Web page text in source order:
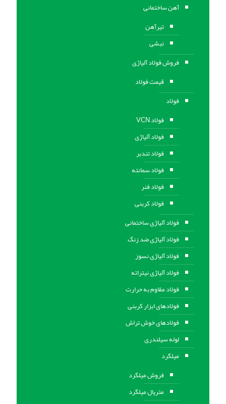
آهن ساختمانی
تیرآهن
نبشی
فروش فولاد آلیاژی
قیمت فولاد
فولاد
فولاد VCN
فولاد آلیاژی
فولاد تندبر
فولاد سمانته
فولاد فنر
فولاد کربنی
فولاد آلیاژی ساختمانی
فولاد آلیاژی ضد زنگ
فولاد آلیاژی نسوز
فولاد آلیاژی نیتراته
فولاد مقاوم به حرارت
فولادهای ابزار کربنی
فولادهای خوش تراش
لوله سیلندری
میلگرد
فروش میلگرد
متریال میلگرد